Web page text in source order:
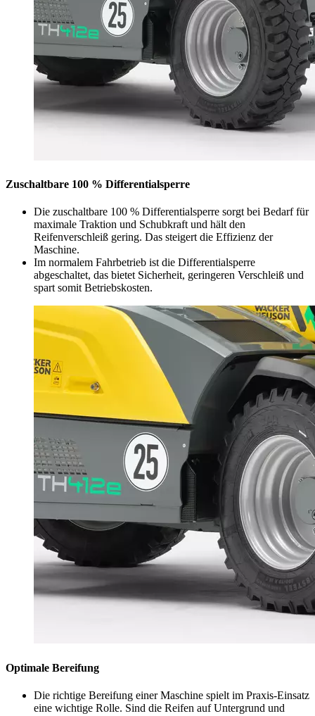
Zuschaltbare 100 % Differentialsperre
Die zuschaltbare 100 % Differentialsperre sorgt bei Bedarf für
maximale Traktion und Schubkraft und hält den
Reifenverschleiß gering. Das steigert die Effizienz der
Maschine.
Im normalem Fahrbetrieb ist die Differentialsperre
abgeschaltet, das bietet Sicherheit, geringeren Verschleiß und
spart somit Betriebskosten.
Optimale Bereifung
Die richtige Bereifung einer Maschine spielt im Praxis-Einsatz
eine wichtige Rolle. Sind die Reifen auf Untergrund und